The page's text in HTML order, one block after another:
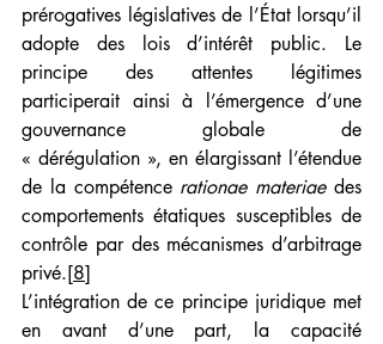
prérogatives législatives de l’État lorsqu’il
adopte des lois d’intérêt public. Le
principe des attentes légitimes
participerait ainsi à l’émergence d’une
gouvernance globale de
« dérégulation », en élargissant l’étendue
de la compétence rationae materiae des
comportements étatiques susceptibles de
contrôle par des mécanismes d’arbitrage
privé.[8]
L’intégration de ce principe juridique met
en avant d’une part, la capacité